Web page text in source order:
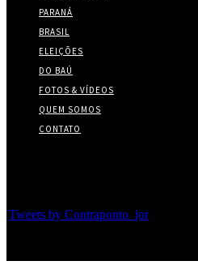
PARANÁ
BRASIL
ELEIÇÕES
DO BAÚ
FOTOS & VÍDEOS
QUEM SOMOS
CONTATO
Tweets by Contraponto_jor